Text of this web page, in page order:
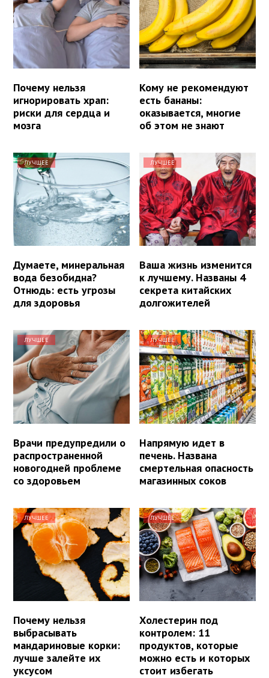
Почему нельзя
игнорировать храп:
риски для сердца и
мозга
Кому не рекомендуют
есть бананы:
оказывается, многие
об этом не знают
ЛУЧШЕЕ
Думаете, минеральная
вода безобидна?
Отнюдь: есть угрозы
для здоровья
ЛУЧШЕЕ
Ваша жизнь изменится
к лучшему. Названы 4
секрета китайских
долгожителей
ЛУЧШЕЕ
Врачи предупредили о
распространенной
новогодней проблеме
со здоровьем
ЛУЧШЕЕ
Напрямую идет в
печень. Названа
смертельная опасность
магазинных соков
ЛУЧШЕЕ
Почему нельзя
выбрасывать
мандариновые корки:
лучше залейте их
уксусом
ЛУЧШЕЕ
Холестерин под
контролем: 11
продуктов, которые
можно есть и которых
стоит избегать